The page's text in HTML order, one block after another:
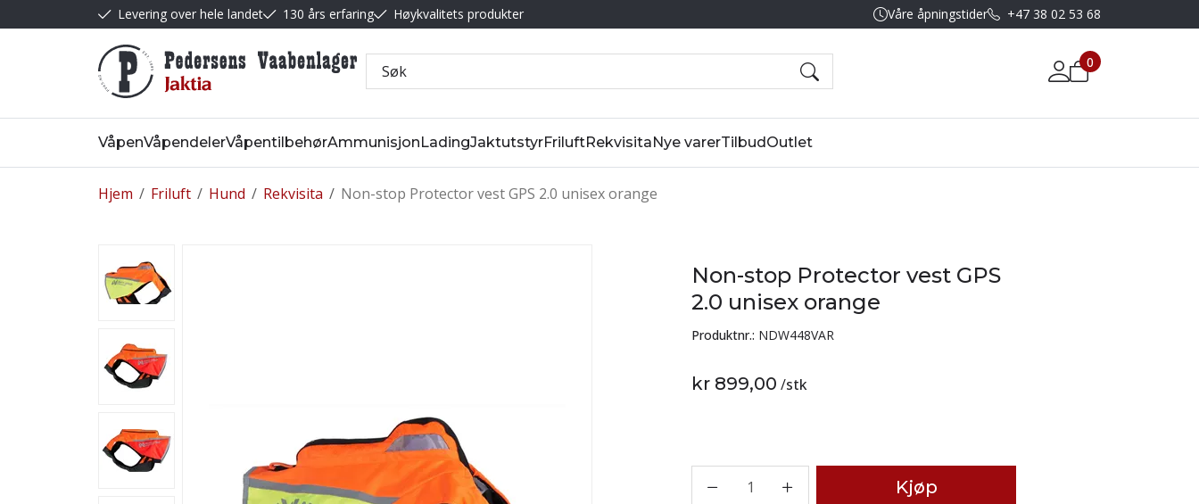
Levering over hele landet 130 års erfaring Høykvalitets produkter Våre åpningstider +47 38 02 53 68
0
VåpenVåpendelerVåpentilbehørAmmunisjonLadingJaktutstyrFriluftRekvisitaNye varerTilbudOutlet
/
Hjem /
Friluft /
Hund /
Rekvisita Non-stop Protector vest GPS 2.0 unisex orange
Non-stop Protector vest GPS
2.0 unisex orange
Produktnr.: NDW448VAR
kr 899,00 /stk
1 Kjøp